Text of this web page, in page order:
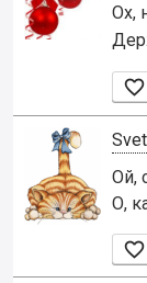
Ох,

Ой,
О,
